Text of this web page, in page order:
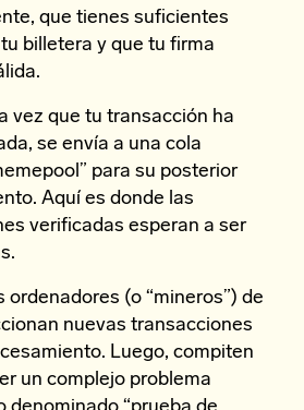
que tienes suficientes
billetera y que tu firma
vez que tu transacción ha
se envía a una cola
para su posterior
Aquí es donde las
verificadas esperan a ser
ordenadores (o “mineros”) de
nuevas transacciones
Luego, compiten
un complejo problema